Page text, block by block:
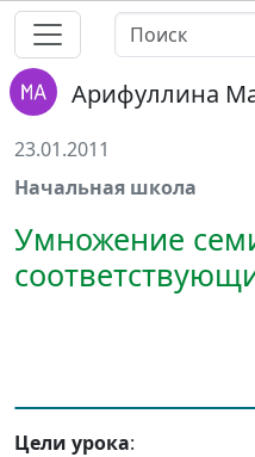
Арифуллина
23.01.2011
Начальная школа
Умножение
Цели урока: